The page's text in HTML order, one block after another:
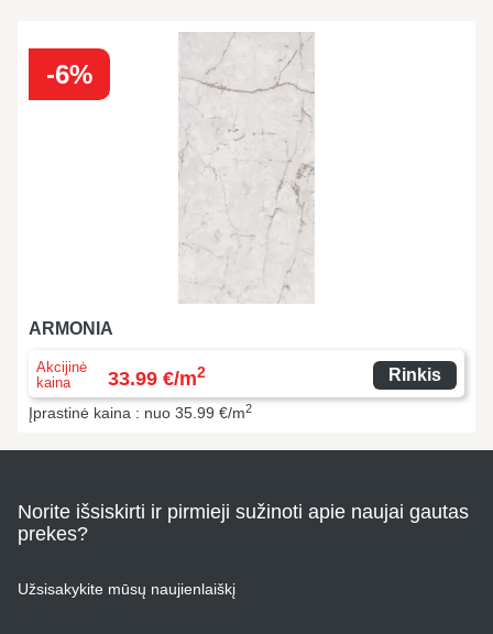
-6%
ARMONIA
Akcijinė
kaina
33.99 €/m2 Rinkis
Įprastinė kaina : nuo 35.99 €/m2
Norite išsiskirti ir pirmieji sužinoti apie naujai gautas
prekes?
Užsisakykite mūsų naujienlaiškį